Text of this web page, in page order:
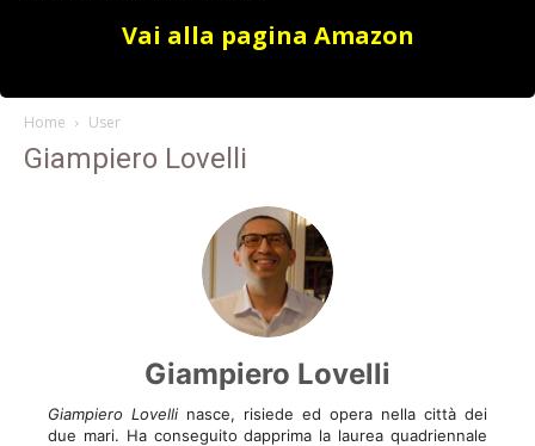
Vai alla pagina Amazon
Home User
Giampiero Lovelli
Giampiero Lovelli
Giampiero Lovelli nasce, risiede ed opera nella città dei
due mari. Ha conseguito dapprima la laurea quadriennale